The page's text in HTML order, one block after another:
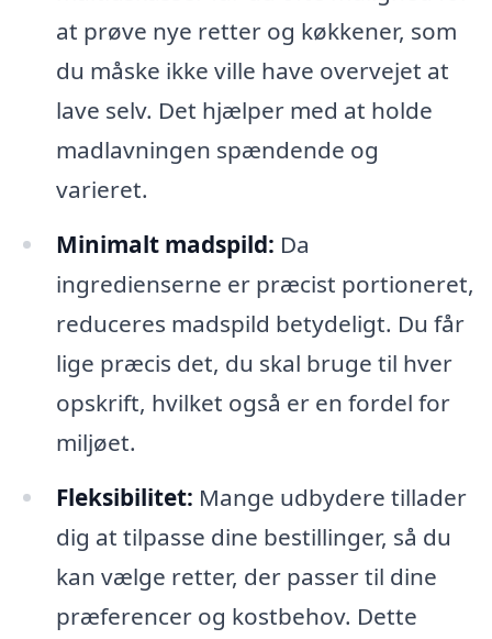
at prøve nye retter og køkkener, som
du måske ikke ville have overvejet at
lave selv. Det hjælper med at holde
madlavningen spændende og
varieret.
Minimalt madspild: Da
ingredienserne er præcist portioneret,
reduceres madspild betydeligt. Du får
lige præcis det, du skal bruge til hver
opskrift, hvilket også er en fordel for
miljøet.
Fleksibilitet: Mange udbydere tillader
dig at tilpasse dine bestillinger, så du
kan vælge retter, der passer til dine
præferencer og kostbehov. Dette